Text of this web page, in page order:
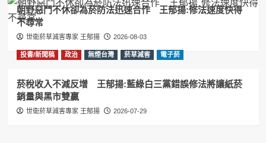
朝野惡鬥不休卻為菸防法迅速合作 王郁揚:修法速度快得
不尋常
世衛菸草減害專家 王郁揚 2026-08-03
投書/新聞稿 政治 無煙台灣 菸草減害 電子菸
菸稅收入不減反增 王郁揚:藍綠白三黨錯誤修法將讓紙菸
銷量與黑市雙贏
世衛菸草減害專家 王郁揚 2026-07-29